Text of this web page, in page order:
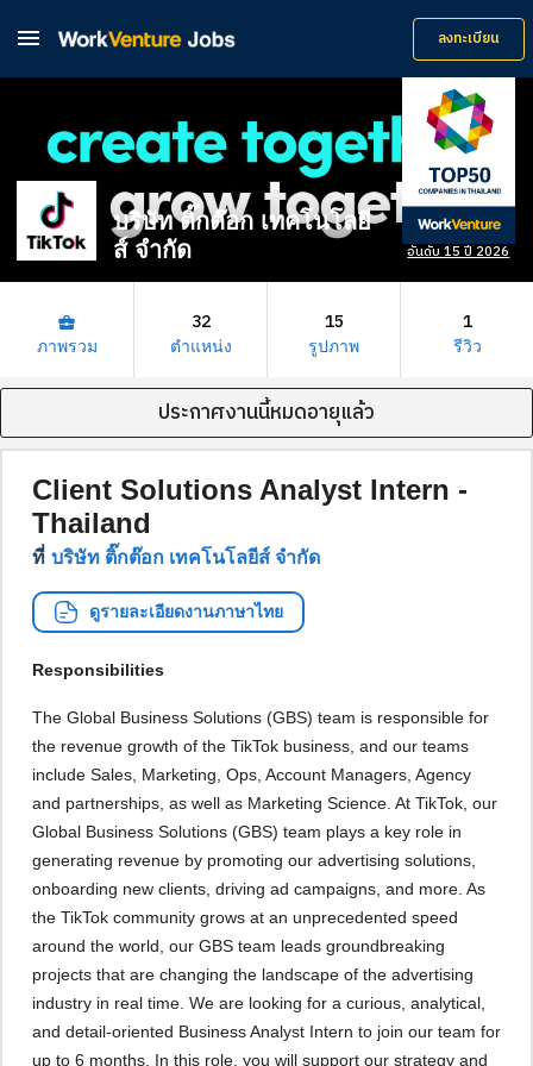
 ลงทะเบียน
อันดับ 15 ปี 2026
บริษัท ติ๊กต๊อก เทคโนโลยี
ส์ จำกัด
business_center
ภาพรวม
32
ตำแหน่ง
15
รูปภาพ
1
รีวิว
ประกาศงานนี้หมดอายุแล้ว
Client Solutions Analyst Intern -
Thailand
ที่ บริษัท ติ๊กต๊อก เทคโนโลยีส์ จำกัด
ดูรายละเอียดงานภาษาไทย
Responsibilities
The Global Business Solutions (GBS) team is responsible for
the revenue growth of the TikTok business, and our teams
include Sales, Marketing, Ops, Account Managers, Agency
and partnerships, as well as Marketing Science. At TikTok, our
Global Business Solutions (GBS) team plays a key role in
generating revenue by promoting our advertising solutions,
onboarding new clients, driving ad campaigns, and more. As
the TikTok community grows at an unprecedented speed
around the world, our GBS team leads groundbreaking
projects that are changing the landscape of the advertising
industry in real time. We are looking for a curious, analytical,
and detail-oriented Business Analyst Intern to join our team for
up to 6 months. In this role, you will support our strategy and